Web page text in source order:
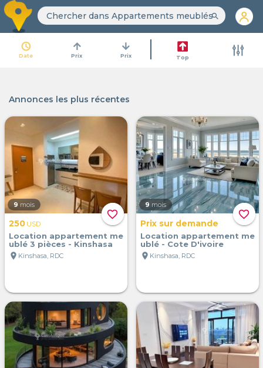
search
access_time
Date
arrow_upward
Prix
arrow_downward
Prix Top
Annonces les plus récentes
favorite_border
9 mois
250 USD
Location appartement me
ublé 3 pièces - Kinshasa
location_on Kinshasa, RDC
favorite_border
9 mois
Prix sur demande
Location appartement me
ublé - Cote D'ivoire
location_on Kinshasa, RDC